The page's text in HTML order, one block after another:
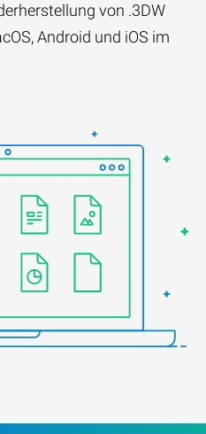
von .3DW
Android und iOS im